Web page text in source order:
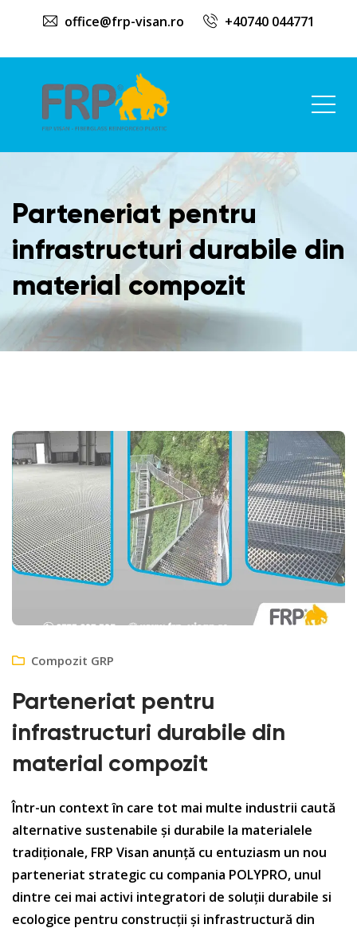
office@frp-visan.ro +40740 044771
Parteneriat pentru
infrastructuri durabile din
material compozit
Compozit GRP
Parteneriat pentru
infrastructuri durabile din
material compozit
Într-un context în care tot mai multe industrii caută
alternative sustenabile și durabile la materialele
tradiționale, FRP Visan anunță cu entuziasm un nou
parteneriat strategic cu compania POLYPRO, unul
dintre cei mai activi integratori de soluții durabile si
ecologice pentru construcții și infrastructură din